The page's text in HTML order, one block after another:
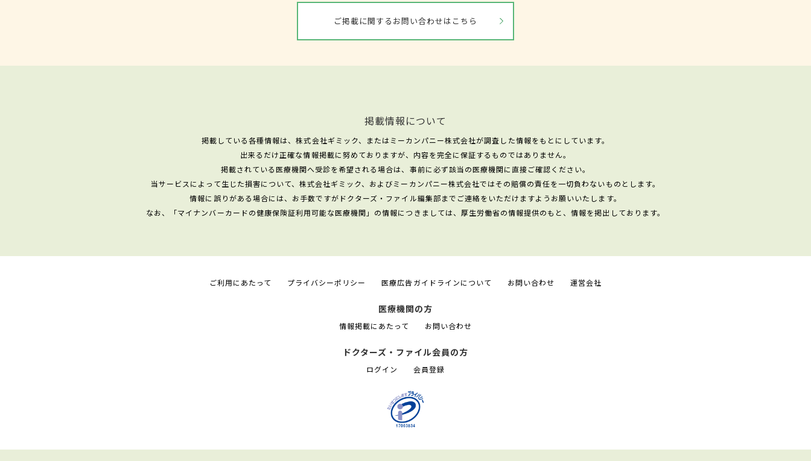
ご掲載に関するお問い合わせはこちら
掲載情報について
掲載している各種情報は、株式会社ギミック、またはミーカンパニー株式会社が調査した情報をもとにしています。
出来るだけ正確な情報掲載に努めておりますが、内容を完全に保証するものではありません。
掲載されている医療機関へ受診を希望される場合は、事前に必ず該当の医療機関に直接ご確認ください。
当サービスによって生じた損害について、株式会社ギミック、およびミーカンパニー株式会社ではその賠償の責任を一切負わないものとします。
情報に誤りがある場合には、お手数ですがドクターズ・ファイル編集部までご連絡をいただけますようお願いいたします。
なお、「マイナンバーカードの健康保険証利用可能な医療機関」の情報につきましては、厚生労働省の情報提供のもと、情報を掲出しております。
ご利用にあたって プライバシーポリシー 医療広告ガイドラインについて お問い合わせ 運営会社
医療機関の方
情報掲載にあたって お問い合わせ
ドクターズ・ファイル会員の方
ログイン 会員登録